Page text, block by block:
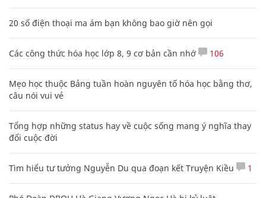
20 số điện thoại ma ám bạn không bao giờ nên gọi
Các công thức hóa học lớp 8, 9 cơ bản cần nhớ 106
Mẹo học thuộc Bảng tuần hoàn nguyên tố hóa học bằng thơ,
câu nói vui vẻ
Tổng hợp những status hay về cuộc sống mang ý nghĩa thay
đổi cuộc đời
Tìm hiểu tư tưởng Nguyễn Du qua đoạn kết Truyện Kiều 1